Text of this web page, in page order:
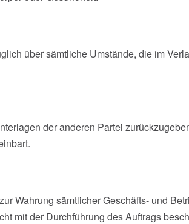
über sämtliche Umstände, die im
der anderen Partei
Wahrung sämtlicher Geschäfts- und
mit der Durchführung des Auftrags